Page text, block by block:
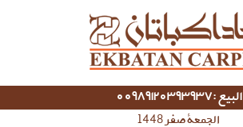
البيع :00989120393937
الجمعة صفر 1448